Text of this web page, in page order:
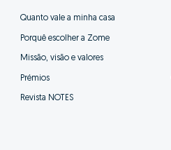
Quanto vale a minha casa
Porquê escolher a Zome
Missão, visão e valores
Prémios
Revista NOTES